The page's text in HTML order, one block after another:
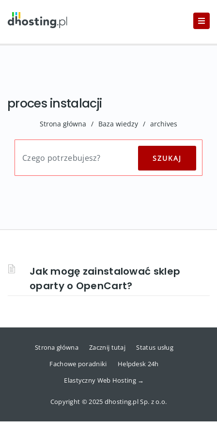
proces instalacji
Strona główna / Baza wiedzy / archives
Jak mogę zainstalować sklep
oparty o OpenCart?
Strona główna Zacznij tutaj
Status usług
Fachowe poradniki
Helpdesk 24h
Elastyczny Web Hosting →
Copyright © 2025 dhosting.pl Sp. z o.o.